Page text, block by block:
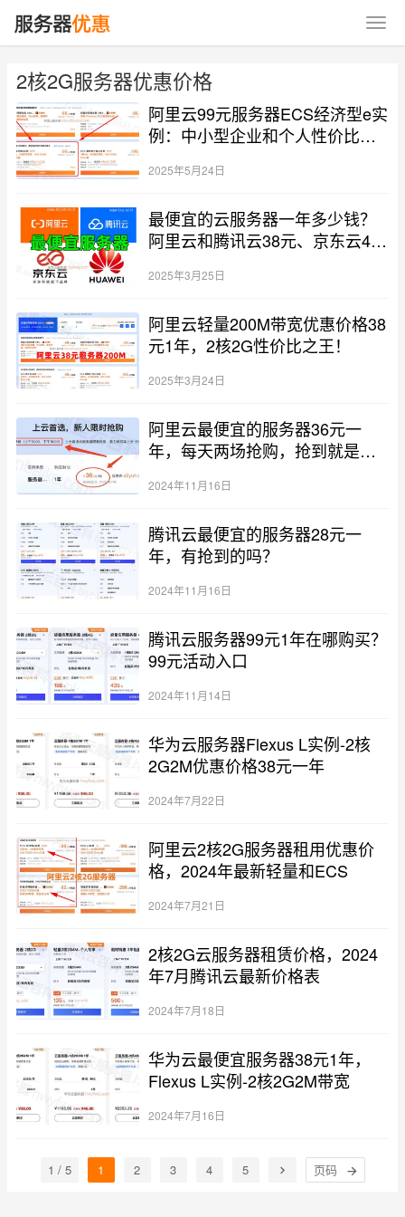
2核2G服务器优惠价格
阿里云99元服务器ECS经济型e实
例：中小型企业和个人性价比首
2025年5月24日
最便宜的云服务器一年多少钱？
阿里云和腾讯云38元、京东云49
2025年3月25日
阿里云轻量200M带宽优惠价格38
元1年，2核2G性价比之王！
2025年3月24日
阿里云最便宜的服务器36元一
年，每天两场抢购，抢到就是赚
2024年11月16日
腾讯云最便宜的服务器28元一
年，有抢到的吗？
2024年11月16日
腾讯云服务器99元1年在哪购买？
99元活动入口
2024年11月14日
华为云服务器Flexus L实例-2核
2G2M优惠价格38元一年
2024年7月22日
阿里云2核2G服务器租用优惠价
格，2024年最新轻量和ECS
2024年7月21日
2核2G云服务器租赁价格，2024
年7月腾讯云最新价格表
2024年7月18日
华为云最便宜服务器38元1年，
Flexus L实例-2核2G2M带宽
2024年7月16日
1 / 5 1 2 3 4 5